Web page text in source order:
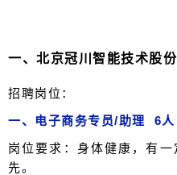
一、 北京冠川智能技术股
招聘岗位：
一、电子商务专员/助理 6人
岗位要求：身体健康，有
先。